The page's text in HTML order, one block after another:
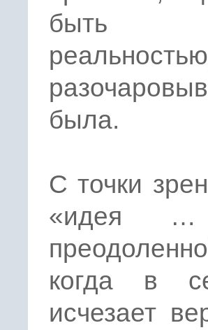
быть
была.
С точки
«идея …
когда в
исчезает